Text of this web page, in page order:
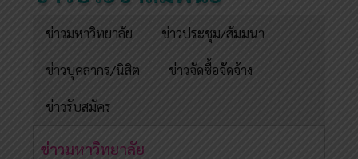
ข่าวมหาวิทยาลัย ข่าวประชุม/สัมมนา
ข่าวบุคลากร/นิสิต ข่าวจัดซื้อจัดจ้าง
ข่าวรับสมัคร
ข่าวมหาวิทยาลัย